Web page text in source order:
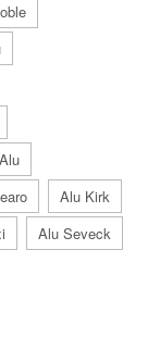
Alu Kirk
Alu Seveck